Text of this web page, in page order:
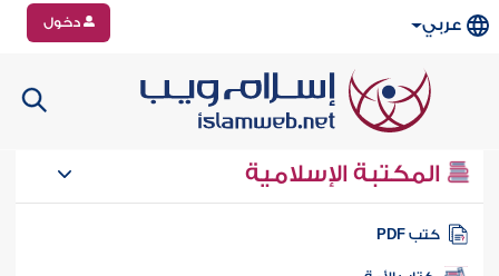
عربي دخول
المكتبة الإسلامية
كتب PDF